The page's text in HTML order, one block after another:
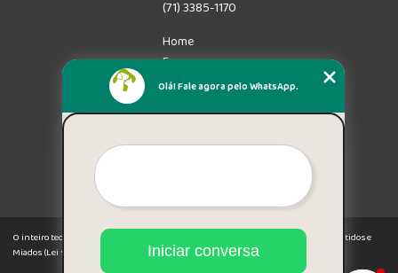
(71) 3385-1170
Home
Empresa
Missão
Mapa do site
O inteiro teor deste site está sujeito à proteção de direitos autorais. Copyright© Latidos e
Miados (Lei 9610 de 19/02/1998)
Olá! Fale agora pelo WhatsApp.
Iniciar conversa